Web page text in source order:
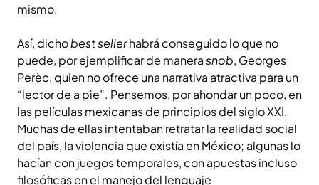
mismo.
Así, dichobest sellerhabrá conseguido lo que no
puede, por ejemplificar de manerasnob, Georges
Perèc, quien no ofrece una narrativa atractiva para un
“lector de a pie”. Pensemos, por ahondar un poco, en
las películas mexicanas de principios del siglo XXI.
Muchas de ellas intentaban retratar la realidad social
del país, la violencia que existía en México; algunas lo
hacían con juegos temporales, con apuestas incluso
filosóficas en el manejo del lenguaje